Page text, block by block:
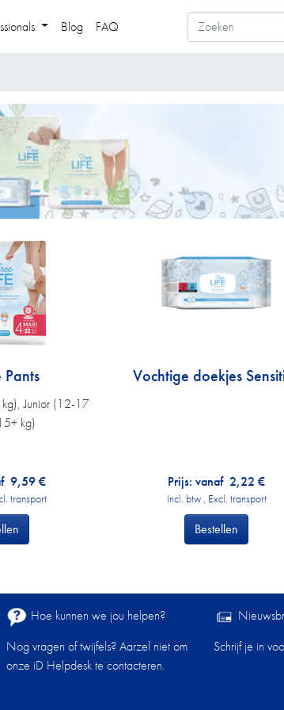
Blog FAQ
Pants
Junior (12-17
kg)
9,59 €
transport
Vochtige doekjes
Prijs: vanaf 2,22 €
Incl. btw , Excl. transport
Bestellen
Hoe kunnen we jou helpen?
Nog vragen of twijfels? Aarzel niet om
onze iD Helpdesk te contacteren.
Schrijf je in